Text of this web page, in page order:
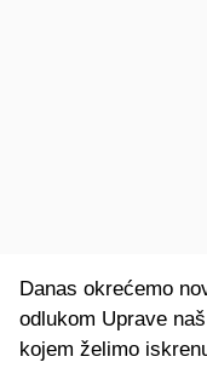
Danas okrećemo
odlukom Uprave
kojem želimo